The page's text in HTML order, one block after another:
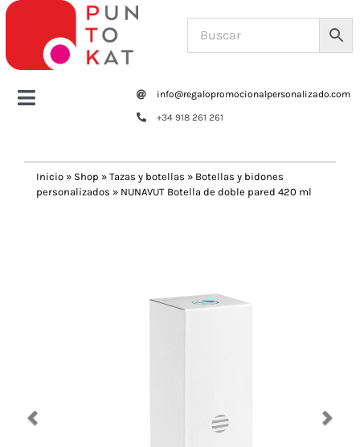
Saltar
contenido
Toggle
Tazas y botellas
Navidad 🎄 Invierno
info@regalopromocionalpersonalizado.com
+34 918 261 261
Inicio » Shop » Tazas y botellas » Botellas y bidones
personalizados » NUNAVUT Botella de doble pared 420 ml